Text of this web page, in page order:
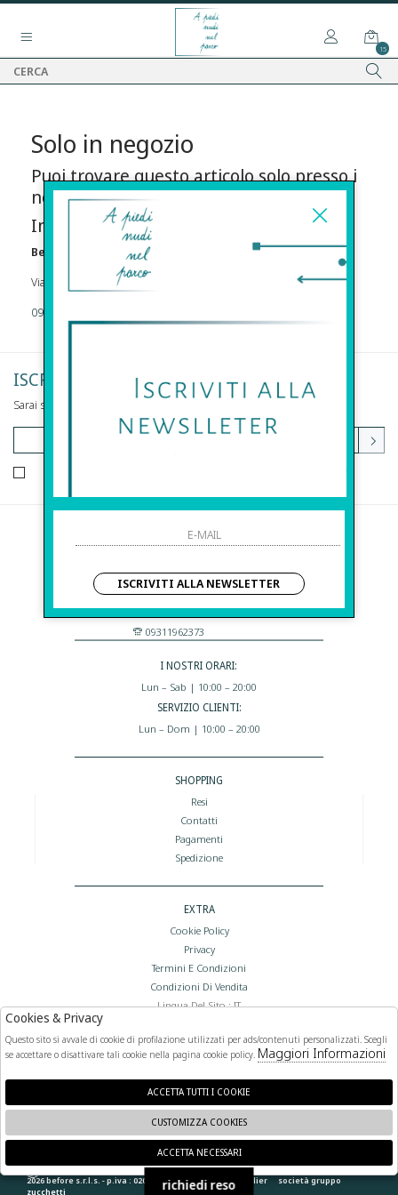
15
Solo in negozio
Puoi trovare questo articolo solo presso i
nostri punti vendita:
Info contatti
Before s.r.l.s.
Via Della Maestranza , 23 96100 Siracusa
09311962373
ISCRIVITI ALLA NEWSLETTER
Sarai sempre aggiornato su offerte e promozioni.
Before S.r.l.s.
Via Della Maestranza , 23
96100 Siracusa - Italia
Eshop@apiedinudinelparcoboutique.com
09311962373
I NOSTRI ORARI:
Lun – Sab | 10:00 – 20:00
SERVIZIO CLIENTI:
Lun – Dom | 10:00 – 20:00
SHOPPING
Resi
Contatti
Pagamenti
Spedizione
EXTRA
Cookie Policy
Privacy
Termini E Condizioni
Condizioni Di Vendita
Lingua Del Sito : IT
FOLLOW US
2026 before s.r.l.s. - p.iva : 02066400892 powered by atelier società gruppo
zucchetti
🍪
ISCRIVITI ALLA NEWSLETTER
richiedi reso
Cookies & Privacy
Questo sito si avvale di cookie di profilazione utilizzati per ads/contenuti personalizzati. Scegli
se accettare o disattivare tali cookie nella pagina cookie policy. Maggiori Informazioni
ACCETTA TUTTI I COOKIE
CUSTOMIZZA COOKIES
ACCETTA NECESSARI